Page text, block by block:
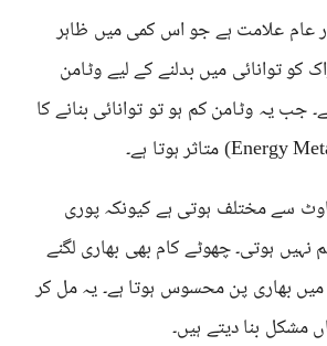
عام علامت ہے جو اس کمی میں ظاہر
کو توانائی میں بدلنے کے لیے وٹامن
ہے۔ جب یہ وٹامن کم ہو تو توانائی بنانے کا
سے مختلف ہوتی ہے کیونکہ پوری
نہیں ہوتی۔ چھوٹے کام بھی بھاری لگنے
میں بھاری پن محسوس ہوتا ہے۔ یہ مل کر
مشکل بنا دیتے ہیں۔